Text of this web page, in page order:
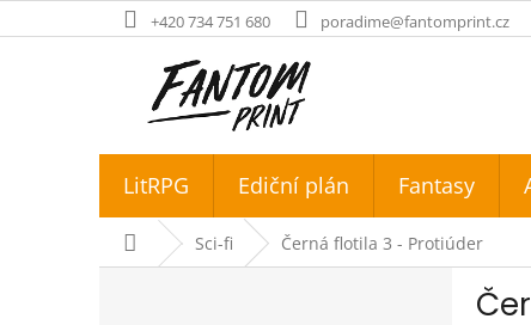
na
+420 734 751 680 poradime@fantomprint.cz
LitRPG Ediční plán Fantasy
Domů Sci-fi Černá flotila 3 - Protiúder